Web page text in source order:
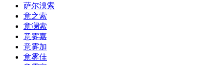
萨尔溴索
意之索
意澜索
意雾嘉
意雾加
意雾佳